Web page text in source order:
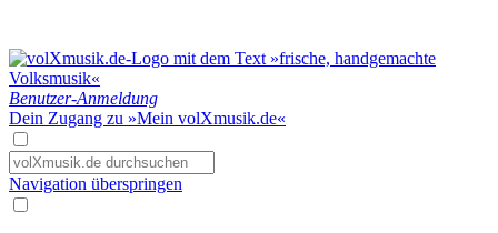
Benutzer-Anmeldung
Dein Zugang zu »Mein volXmusik.de«
Navigation überspringen